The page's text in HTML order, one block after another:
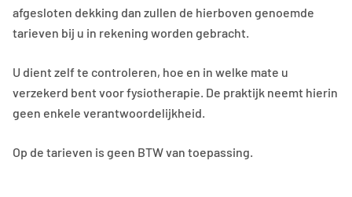
afgesloten dekking dan zullen de hierboven genoemde
tarieven bij u in rekening worden gebracht.
U dient zelf te controleren, hoe en in welke mate u
verzekerd bent voor fysiotherapie. De praktijk neemt hierin
geen enkele verantwoordelijkheid.
Op de tarieven is geen BTW van toepassing.